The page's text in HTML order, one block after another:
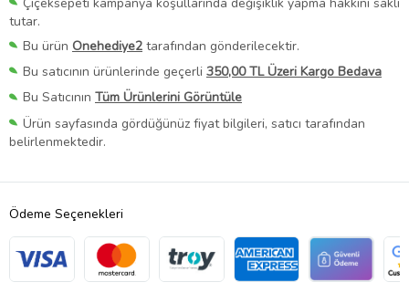
tutar.
Bu ürün Onehediye2 tarafından gönderilecektir.
Bu satıcının ürünlerinde geçerli 350,00 TL Üzeri Kargo Bedava
Bu Satıcının Tüm Ürünlerini Görüntüle
Ürün sayfasında gördüğünüz fiyat bilgileri, satıcı tarafından
belirlenmektedir.
Ödeme Seçenekleri